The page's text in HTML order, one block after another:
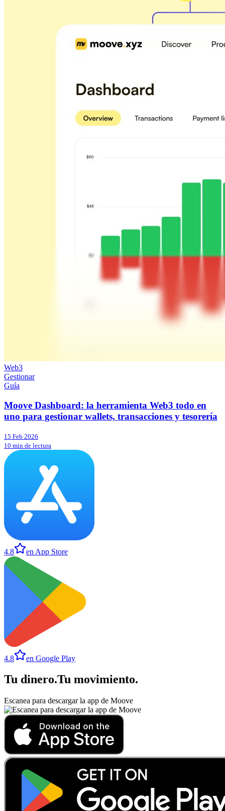
Web3
Gestionar
Guía
Moove Dashboard: la herramienta Web3 todo en
uno para gestionar wallets, transacciones y tesorería
15 Feb 2026
10 min de lectura
4.8 en App Store
4.8 en Google Play
Tu dinero.Tu movimiento.
Escanea para descargar la app de Moove